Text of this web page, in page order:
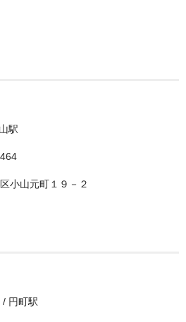
駅
小山元町１９－２
/ 円町駅